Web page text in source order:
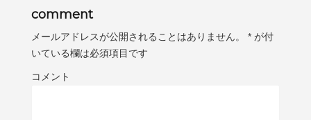
comment
メールアドレスが公開されることはありません。 * が付
いている欄は必須項目です
コメント